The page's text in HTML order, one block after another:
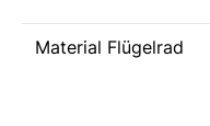
Material Flügelrad